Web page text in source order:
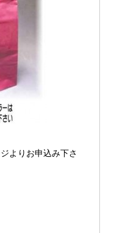
よりお申込み下さ